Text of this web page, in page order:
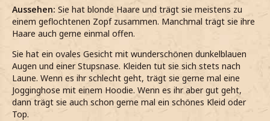
Aussehen: Sie hat blonde Haare und trägt sie meistens zu
einem geflochtenen Zopf zusammen. Manchmal trägt sie ihre
Haare auch gerne einmal offen.
Sie hat ein ovales Gesicht mit wunderschönen dunkelblauen
Augen und einer Stupsnase. Kleiden tut sie sich stets nach
Laune. Wenn es ihr schlecht geht, trägt sie gerne mal eine
Jogginghose mit einem Hoodie. Wenn es ihr aber gut geht,
dann trägt sie auch schon gerne mal ein schönes Kleid oder
Top.